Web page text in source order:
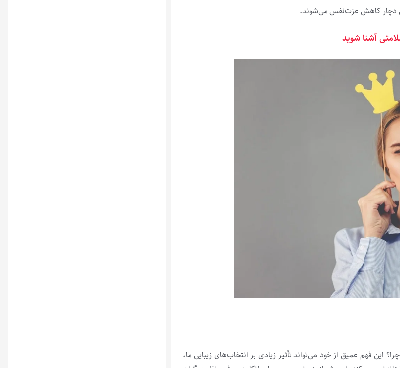
فهم عمیق از خود می‌تواند تأثیر زیادی بر انتخاب‌های زیبایی ما،